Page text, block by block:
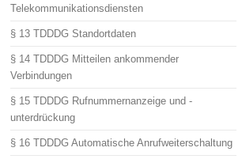
Telekommunikationsdiensten
§ 13 TDDDG Standortdaten
§ 14 TDDDG Mitteilen ankommender
Verbindungen
§ 15 TDDDG Rufnummernanzeige und -
unterdrückung
§ 16 TDDDG Automatische Anrufweiterschaltung